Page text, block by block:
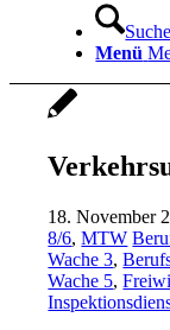
Suche
Menü
18. November
8/6,MTW
Wache 3,
Wache 5,